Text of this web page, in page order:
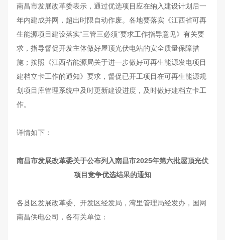
南昌市发展改革委表示，通过优选项目应在纳入建设计划后一
年内建成并网，超出时限自动作废。各地要落实《江西省可再
生能源项目建设落实“三管三必须”要求工作指导意见》有关要
求，指导督促开发主体做好屋顶光伏电站的安全质量保障措
施；按照《江西省能源局关于进一步做好可再生能源发电项目
建档立卡工作的通知》要求，督促已开工项目在可再生能源规
划项目库管理系统中及时更新建设进度，及时做好建档立卡工
作。
详情如下：
南昌市发展改革委关于公布列入南昌市2025年第六批屋顶光伏
项目竞争优选结果的通知
各县区发展改革委、开发区经发局，湾里管理局经发办，国网
南昌供电公司，各有关单位：